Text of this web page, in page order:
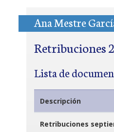
Ana Mestre
Retribuciones
Lista de
Descripción
Retribuciones